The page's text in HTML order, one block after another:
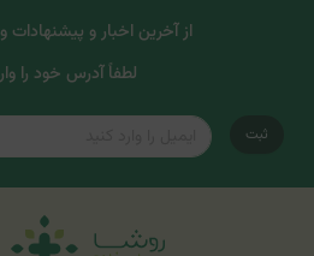
از آخرین اخبار و
لطفاً آدرس خود را
ثبت